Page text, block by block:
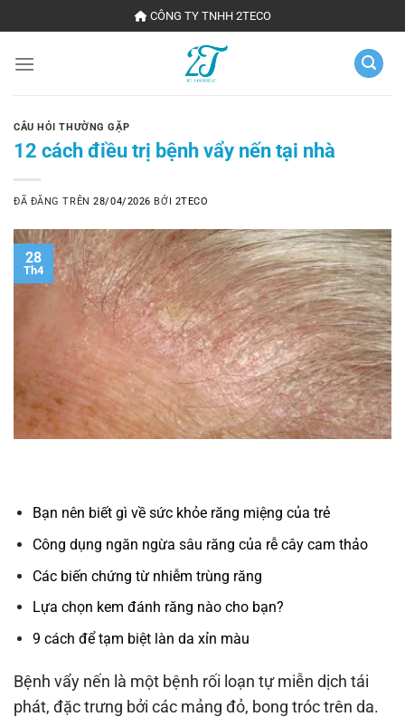
đến
nội
CÔNG TY TNHH 2TECO
CÂU HỎI THƯỜNG GẶP
12 cách điều trị bệnh vẩy nến tại nhà
ĐÃ ĐĂNG TRÊN28/04/2026 BỞI 2TECO
28
Th4
Bạn nên biết gì về sức khỏe răng miệng của trẻ
Công dụng ngăn ngừa sâu răng của rễ cây cam thảo
Các biến chứng từ nhiễm trùng răng
Lựa chọn kem đánh răng nào cho bạn?
9 cách để tạm biệt làn da xỉn màu
Bệnh vẩy nến là một bệnh rối loạn tự miễn dịch tái
phát, đặc trưng bởi các mảng đỏ, bong tróc trên da.